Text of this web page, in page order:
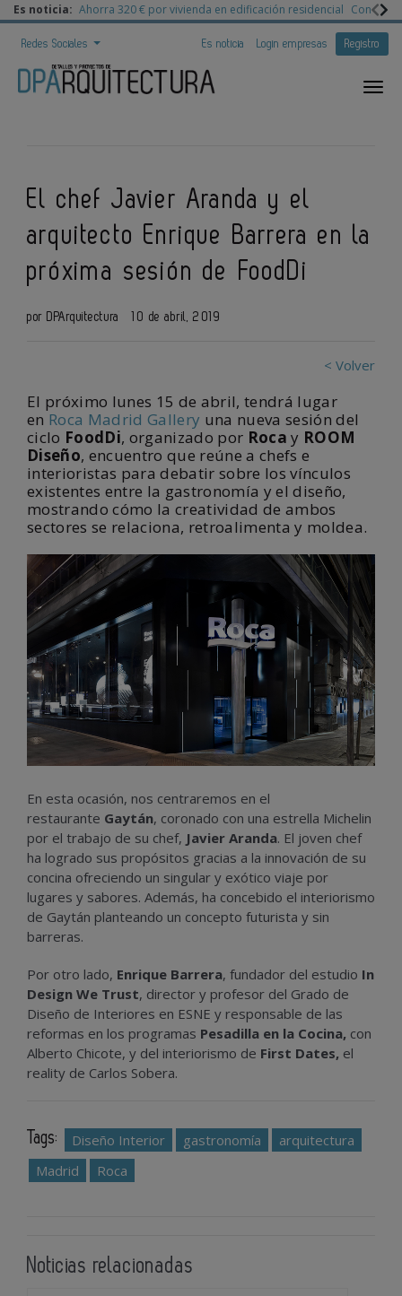
Es noticia: Ahorra 320 € por vivienda en edificación residencial
Redes Sociales Es noticia Login empresas Registro
El chef Javier Aranda y el
arquitecto Enrique Barrera en la
próxima sesión de FoodDi
por DPArquitectura 10 de abril, 2019
< Volver
El próximo lunes 15 de abril, tendrá lugar
en Roca Madrid Gallery una nueva sesión del
ciclo FoodDi, organizado por Roca y ROOM
Diseño, encuentro que reúne a chefs e
interioristas para debatir sobre los vínculos
existentes entre la gastronomía y el diseño,
mostrando cómo la creatividad de ambos
sectores se relaciona, retroalimenta y moldea.
En esta ocasión, nos centraremos en el
restaurante Gaytán, coronado con una estrella Michelin
por el trabajo de su chef, Javier Aranda. El joven chef
ha logrado sus propósitos gracias a la innovación de su
concina ofreciendo un singular y exótico viaje por
lugares y sabores. Además, ha concebido el interiorismo
de Gaytán planteando un concepto futurista y sin
barreras.
Por otro lado, Enrique Barrera, fundador del estudio In
Design We Trust, director y profesor del Grado de
Diseño de Interiores en ESNE y responsable de las
reformas en los programas Pesadilla en la Cocina, con
Alberto Chicote, y del interiorismo de First Dates, el
reality de Carlos Sobera.
Tags: Diseño Interior gastronomía
arquitectura
Madrid
Roca
Noticias relacionadas